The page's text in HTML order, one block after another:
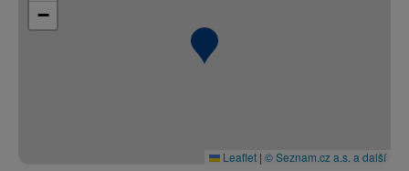
−
Leaflet | © Seznam.cz a.s. a další